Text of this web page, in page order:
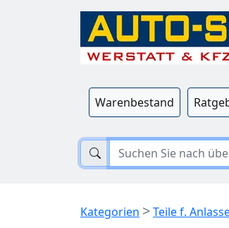
Warenbestand
Kategorien >Teile f.